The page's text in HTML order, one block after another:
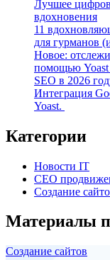
Лучшее
вдохновения
11
для гурманов
Новое:
помощью Yoast
SEO в 2026
Интеграция
Yoast.
Категории
Новости IT
СЕО
Создание
Материалы
Создание сайтов